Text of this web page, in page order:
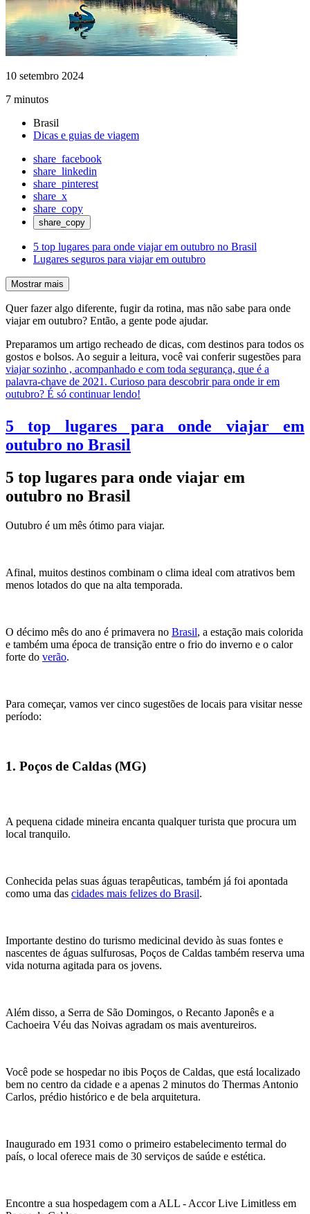
10 setembro 2024
7 minutos
Brasil
Dicas e guias de viagem
share_facebook
share_linkedin
share_pinterest
share_x
share_copy
share_copy
5 top lugares para onde viajar em outubro no Brasil
Lugares seguros para viajar em outubro
Mostrar mais
Quer fazer algo diferente, fugir da rotina, mas não sabe para onde
viajar em outubro? Então, a gente pode ajudar.
Preparamos um artigo recheado de dicas, com destinos para todos os
gostos e bolsos. Ao seguir a leitura, você vai conferir sugestões para
viajar sozinho , acompanhado e com toda segurança, que é a
palavra-chave de 2021. Curioso para descobrir para onde ir em
outubro? É só continuar lendo!
5 top lugares para onde viajar em
outubro no Brasil
5 top lugares para onde viajar em
outubro no Brasil
Outubro é um mês ótimo para viajar.
Afinal, muitos destinos combinam o clima ideal com atrativos bem
menos lotados do que na alta temporada.
O décimo mês do ano é primavera no Brasil, a estação mais colorida
e também uma época de transição entre o frio do inverno e o calor
forte do verão.
Para começar, vamos ver cinco sugestões de locais para visitar nesse
período:
1. Poços de Caldas (MG)
A pequena cidade mineira encanta qualquer turista que procura um
local tranquilo.
Conhecida pelas suas águas terapêuticas, também já foi apontada
como uma das cidades mais felizes do Brasil.
Importante destino do turismo medicinal devido às suas fontes e
nascentes de águas sulfurosas, Poços de Caldas também reserva uma
vida noturna agitada para os jovens.
Além disso, a Serra de São Domingos, o Recanto Japonês e a
Cachoeira Véu das Noivas agradam os mais aventureiros.
Você pode se hospedar no ibis Poços de Caldas, que está localizado
bem no centro da cidade e a apenas 2 minutos do Thermas Antonio
Carlos, prédio histórico e de bela arquitetura.
Inaugurado em 1931 como o primeiro estabelecimento termal do
país, o local oferece mais de 30 serviços de saúde e estética.
Encontre a sua hospedagem com a ALL - Accor Live Limitless em